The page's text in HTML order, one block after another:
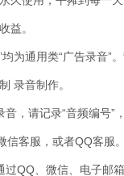
益。
为通用类“广告录音”
录音制作。
，请记录“音频编号”
信客服，或者QQ客服。
QQ、微信、电子邮